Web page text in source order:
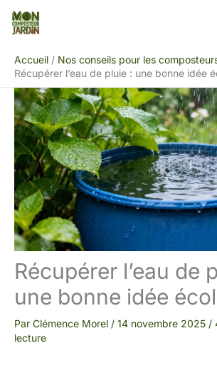
Aller
Accueil
Nos conseils pour les
Récupérer l’eau de pluie : une bonne idée
Récupérer l’eau de
une bonne idée
Par Clémence Morel / 14 novembre 2025 /
lecture
Rechercher